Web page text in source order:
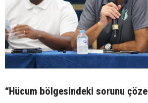
“Hücum bölgesindeki sorunu